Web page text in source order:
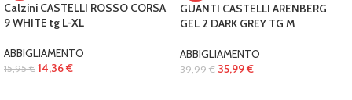
Calzini CASTELLI ROSSO CORSA
9 WHITE tg L-XL
ABBIGLIAMENTO
15,95€ 14,36€
GUANTI CASTELLI ARENBERG
GEL 2 DARK GREY TG M
ABBIGLIAMENTO
39,99€ 35,99€